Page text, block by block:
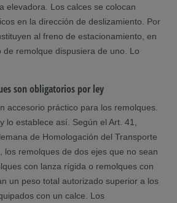
elevadora. Los calces se colocan
en la dirección de deslizamiento. Por
al freno de estacionamiento, en
remolque dispusiera de uno. Lo
son obligatorios por ley
accesorio práctico para los remolques.
lo establece así. Según el Art. 41,
de Homologación del Transporte
los remolques de dos ejes que no sean
con lanza rígida o remolques con
un peso total autorizado superior a los
con un calce. Los